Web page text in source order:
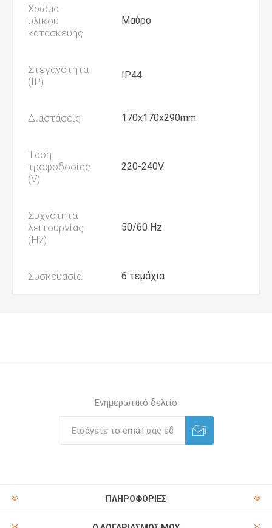
Χρώμα
υλικού
κατασκευής
Μαύρο
Στεγανότητα
(IP)
IP44
Διαστάσεις 170x170x290mm
Τάση
τροφοδοσίας
(V)
220-240V
Συχνότητα
λειτουργίας
(Hz)
50/60 Hz
Συσκευασία 6 τεμάχια
Ενημερωτικό δελτίο
ΠΛΗΡΟΦΟΡΊΕΣ